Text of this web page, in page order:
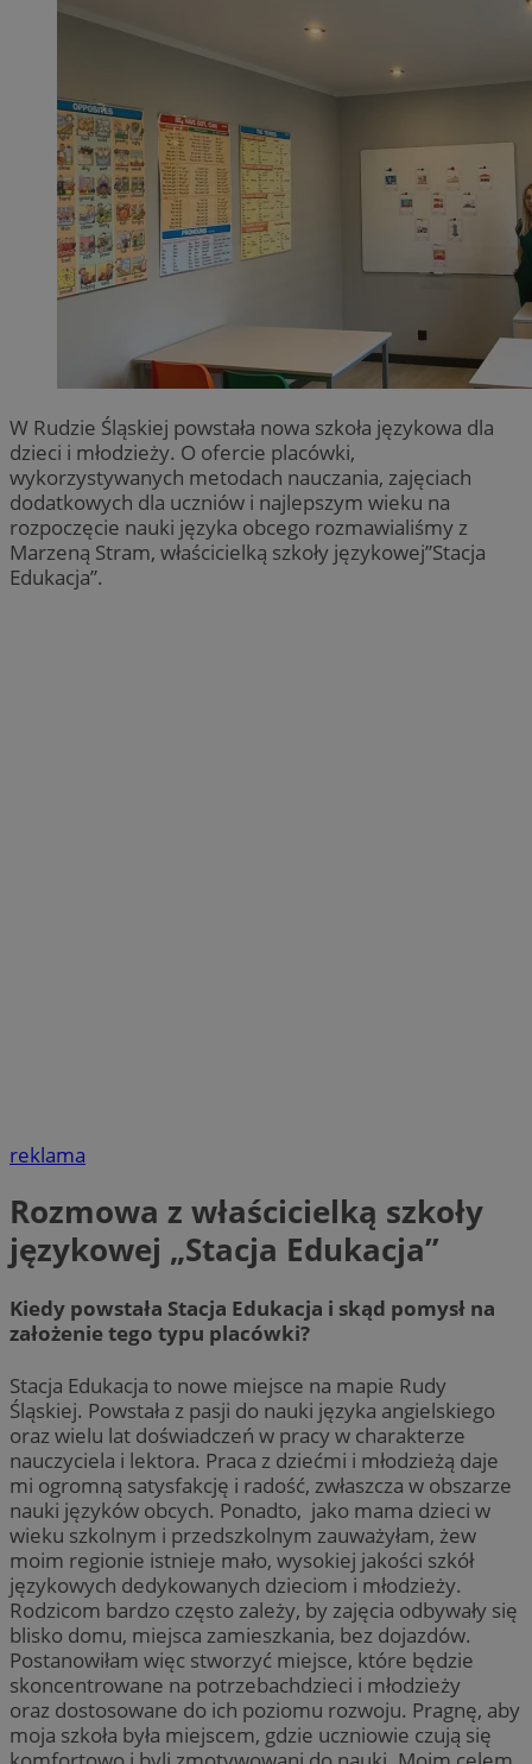
W Rudzie Śląskiej powstała nowa szkoła językowa dla
dzieci i młodzieży. O ofercie placówki,
wykorzystywanych metodach nauczania, zajęciach
dodatkowych dla uczniów i najlepszym wieku na
rozpoczęcie nauki języka obcego rozmawialiśmy z
Marzeną Stram, właścicielką szkoły językowej”Stacja
Edukacja”.
reklama
Rozmowa z właścicielką szkoły
językowej „Stacja Edukacja”
Kiedy powstała Stacja Edukacja i skąd pomysł na
założenie tego typu placówki?
Stacja Edukacja to nowe miejsce na mapie Rudy
Śląskiej. Powstała z pasji do nauki języka angielskiego
oraz wielu lat doświadczeń w pracy w charakterze
nauczyciela i lektora. Praca z dziećmi i młodzieżą daje
mi ogromną satysfakcję i radość, zwłaszcza w obszarze
nauki języków obcych. Ponadto, jako mama dzieci w
wieku szkolnym i przedszkolnym zauważyłam, żew
moim regionie istnieje mało, wysokiej jakości szkół
językowych dedykowanych dzieciom i młodzieży.
Rodzicom bardzo często zależy, by zajęcia odbywały się
blisko domu, miejsca zamieszkania, bez dojazdów.
Postanowiłam więc stworzyć miejsce, które będzie
skoncentrowane na potrzebachdzieci i młodzieży
oraz dostosowane do ich poziomu rozwoju. Pragnę, aby
moja szkoła była miejscem, gdzie uczniowie czują się